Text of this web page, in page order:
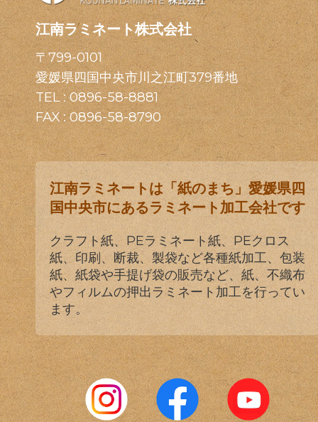
江南ラミネート株式会社
〒799-0101
愛媛県四国中央市川之江町379番地
TEL :0896-58-8881
FAX : 0896-58-8790
江南ラミネートは「紙のまち」愛媛県四
国中央市にあるラミネート加工会社です
クラフト紙、PEラミネート紙、PEクロス
紙、印刷、断裁、製袋など各種紙加工、包装
紙、紙袋や手提げ袋の販売など、紙、不織布
やフィルムの押出ラミネート加工を行ってい
ます。